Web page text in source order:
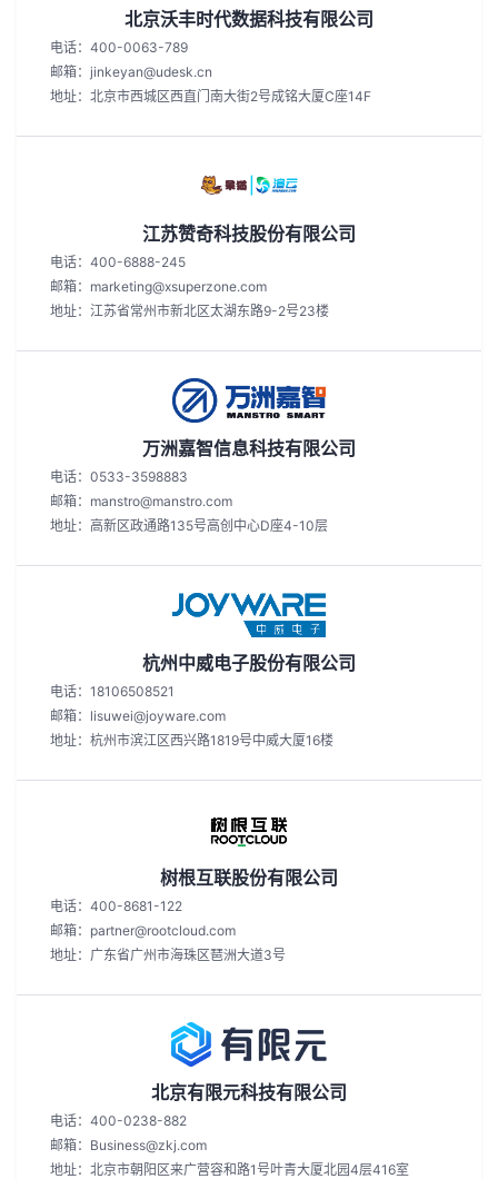
北京沃丰时代数据科技有限公司
电话：400-0063-789
邮箱：jinkeyan@udesk.cn
地址：北京市西城区西直门南大街2号成铭大厦C座14F
江苏赞奇科技股份有限公司
电话：400-6888-245
邮箱：marketing@xsuperzone.com
地址：江苏省常州市新北区太湖东路9-2号23楼
万洲嘉智信息科技有限公司
电话：0533-3598883
邮箱：manstro@manstro.com
地址：高新区政通路135号高创中心D座4-10层
杭州中威电子股份有限公司
电话：18106508521
邮箱：lisuwei@joyware.com
地址：杭州市滨江区西兴路1819号中威大厦16楼
树根互联股份有限公司
电话：400-8681-122
邮箱：partner@rootcloud.com
地址：广东省广州市海珠区琶洲大道3号
北京有限元科技有限公司
电话：400-0238-882
邮箱：Business@zkj.com
地址：北京市朝阳区来广营容和路1号叶青大厦北园4层416室